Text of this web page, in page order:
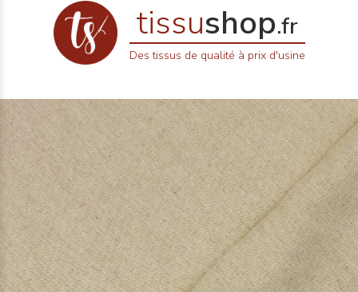
tissushop.fr
Des tissus de qualité à prix d'usine